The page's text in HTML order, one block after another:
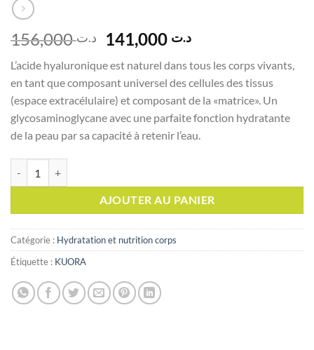
د.ت156,000
Le
prix
initial
était :
د.ت 156,000.
د.تLe
actuel
est :
L’acide hyaluronique est naturel dans tous les corps vivants,
en tant que composant universel des cellules des tissus
(espace extracélulaire) et composant de la «matrice». Un
glycosaminoglycane avec une parfaite fonction hydratante
de la peau par sa capacité à retenir l’eau.
AJOUTER AU PANIER
Catégorie : Hydratation et nutrition corps
Étiquette : KUORA